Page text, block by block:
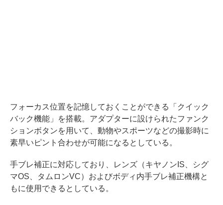
フォーカス位置を記憶しておくことができる「クイック
バック機能」を搭載。アダプターに設けられたファンク
ションボタンを用いて、動物やスポーツなどの撮影時に
素早いピント合わせが可能になるとしている。
手ブレ補正に対応しており、レンズ（キヤノンIS、シグ
マOS、タムロンVC）およびボディ内手ブレ補正機構と
もに使用できるとしている。